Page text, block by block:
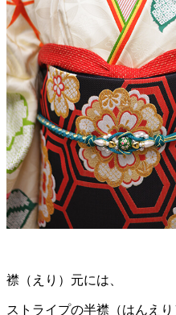
襟（えり）元には、
ストライプの半襟（はんえり